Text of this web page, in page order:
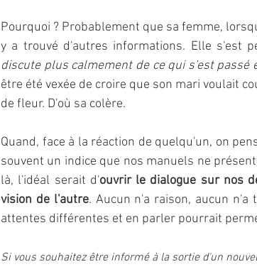
Pourquoi ? Probablement que sa femme,
y a trouvé d'autres informations. Elle s'est
discute plus calmement de ce qui s'est passé
être été vexée de croire que son mari voulait
de fleur. D'où sa colère.
Quand, face à la réaction de quelqu'un, on
souvent un indice que nos manuels ne
là, l'idéal serait d'ouvrir le dialogue sur nos
vision de l'autre. Aucun n'a raison, aucun n'a
attentes différentes et en parler pourrait
Si vous souhaitez être informé à la sortie d'un